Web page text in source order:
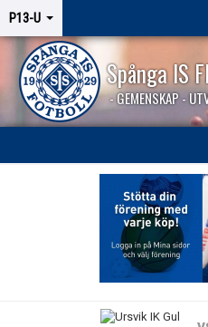
P13-U
Spånga IS
- GEMENSKAP -